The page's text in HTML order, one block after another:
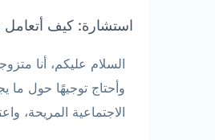
استشارة: كيف أتعامل
وأحتاج توجيهًا حول ما
الاجتماعية المريحة،